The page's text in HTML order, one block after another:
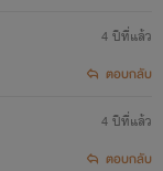
4 ปีที่แล้ว
ตอบกลับ
4 ปีที่แล้ว
ตอบกลับ